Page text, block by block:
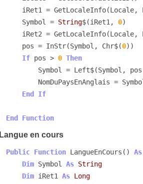
iRet1 =
    Symbol =
String$(iRet1, 0)
    pos = InStr(Symbol, Chr$(
0))
If pos > 0 Then
Symbol = Left$(Symbol,
End If
End Function
Langue en cours
Public Function LangueEnCours() As
Dim Symbol As String
Dim iRet1 As Long